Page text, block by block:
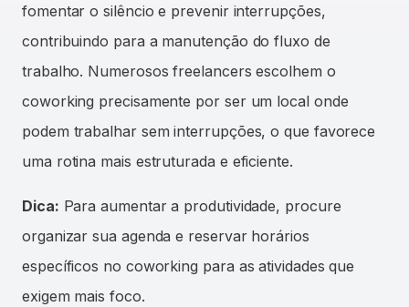
fomentar o silêncio e prevenir interrupções,
contribuindo para a manutenção do fluxo de
trabalho. Numerosos freelancers escolhem o
coworking precisamente por ser um local onde
podem trabalhar sem interrupções, o que favorece
uma rotina mais estruturada e eficiente.
Dica: Para aumentar a produtividade, procure
organizar sua agenda e reservar horários
específicos no coworking para as atividades que
exigem mais foco.